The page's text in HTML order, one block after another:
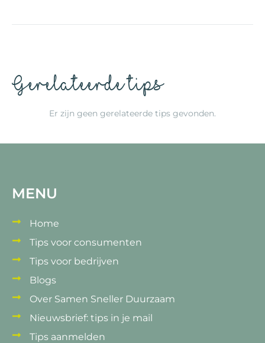
Gerelateerde tips
Er zijn geen gerelateerde tips gevonden.
MENU
Home
Tips voor consumenten
Tips voor bedrijven
Blogs
Over Samen Sneller Duurzaam
Nieuwsbrief: tips in je mail
Tips aanmelden